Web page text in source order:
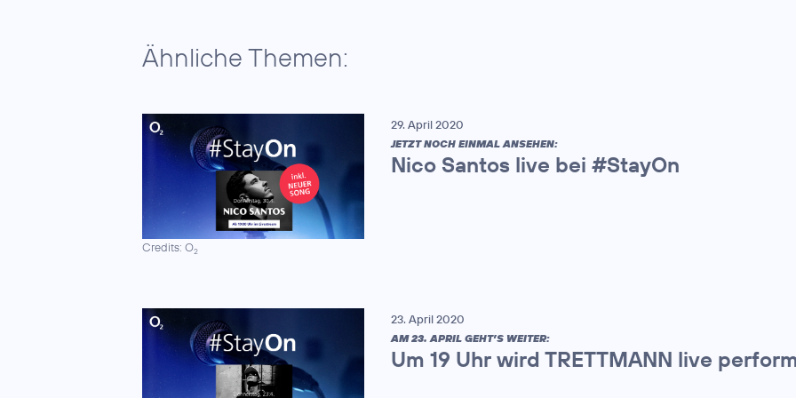
Ähnliche Themen:
Credits: O2
29. April 2020
JETZT NOCH EINMAL ANSEHEN:
Nico Santos live bei #StayOn
23. April 2020
AM 23. APRIL GEHT’S WEITER:
Um 19 Uhr wird TRETTMANN live